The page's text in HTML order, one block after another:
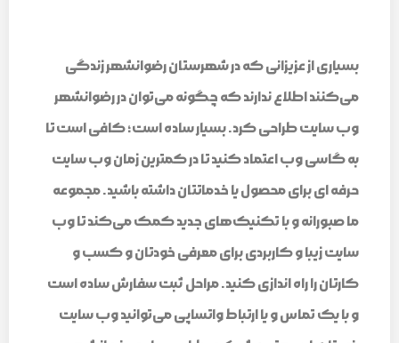
بسیاری از عزیزانی که در شهرستان رضوانشهر زندگی
می‌کنند اطلاع ندارند که چگونه می‌توان در رضوانشهر
وب سایت طراحی کرد. بسیار ساده است؛ کافی است تا
به گاسی وب اعتماد کنید تا در کمترین زمان وب سایت
حرفه ای برای محصول یا خدماتتان داشته باشید. مجموعه
ما صبورانه و با تکنیک‌های جدید کمک می‌کند تا وب
سایت زیبا و کاربردی برای معرفی خودتان و کسب و
کارتان را راه اندازی کنید. مراحل ثبت سفارش ساده است
و با یک تماس و یا ارتباط واتساپی می‌توانید وب سایت